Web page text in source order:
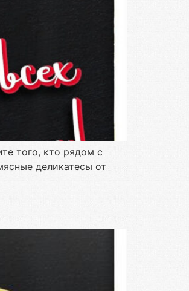
того, кто рядом с
деликатесы от